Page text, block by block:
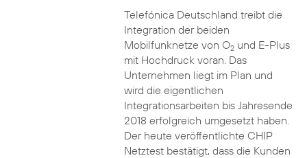
Telefónica Deutschland treibt die
Integration der beiden
Mobilfunknetze von O2und E-Plus
mit Hochdruck voran. Das
Unternehmen liegt im Plan und
wird die eigentlichen
Integrationsarbeiten bis Jahresende
2018 erfolgreich umgesetzt haben.
Der heute veröffentlichte CHIP
Netztest bestätigt, dass die Kunden